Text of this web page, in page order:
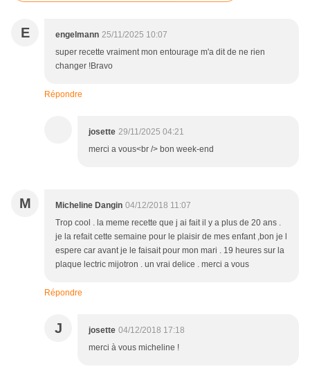
E engelmann 25/11/2025 10:07
super recette vraiment mon entourage m'a dit de ne rien
changer !Bravo
Répondre
josette 29/11/2025 04:21
merci a vous<br /> bon week-end
M Micheline Dangin 04/12/2018 11:07
Trop cool . la meme recette que j ai fait il y a plus de 20 ans .
je la refait cette semaine pour le plaisir de mes enfant ,bon je l
espere car avant je le faisait pour mon mari . 19 heures sur la
plaque lectric mijotron . un vrai delice . merci a vous
Répondre
J josette 04/12/2018 17:18
merci à vous micheline !